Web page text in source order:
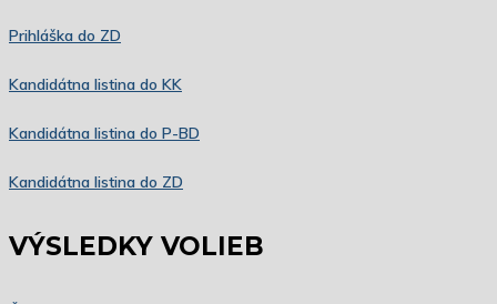
Prihláška do ZD
Kandidátna listina do KK
Kandidátna listina do P-BD
Kandidátna listina do ZD
VÝSLEDKY VOLIEB